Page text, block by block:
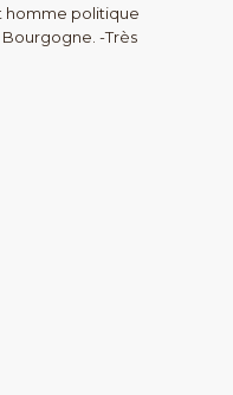
homme politique
-Très